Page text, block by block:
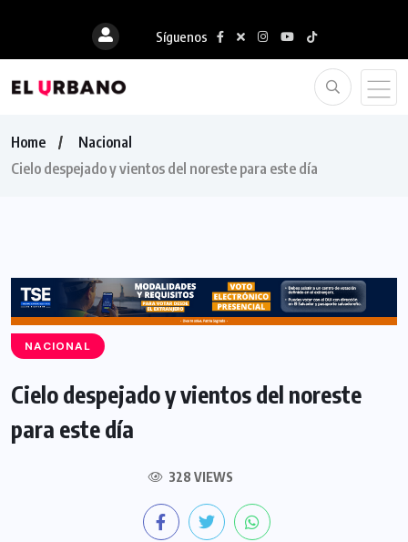
Síguenos
Home
Nacional
Cielo despejado y vientos del noreste para este día
NACIONAL
Cielo despejado y vientos del noreste
para este día
328 VIEWS